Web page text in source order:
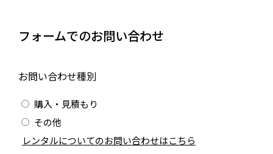
フォームでのお問い合わせ
お問い合わせ種別
購入・見積もり
その他
レンタルについてのお問い合わせはこちら